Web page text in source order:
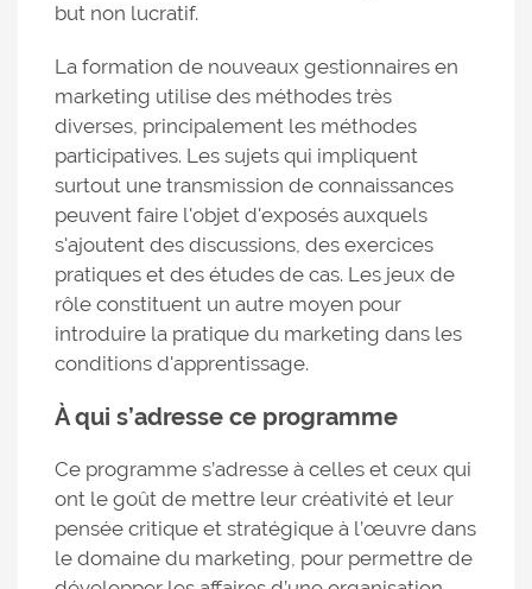
but non lucratif.
La formation de nouveaux gestionnaires en
marketing utilise des méthodes très
diverses, principalement les méthodes
participatives. Les sujets qui impliquent
surtout une transmission de connaissances
peuvent faire l'objet d'exposés auxquels
s'ajoutent des discussions, des exercices
pratiques et des études de cas. Les jeux de
rôle constituent un autre moyen pour
introduire la pratique du marketing dans les
conditions d'apprentissage.
À qui s’adresse ce programme
Ce programme s’adresse à celles et ceux qui
ont le goût de mettre leur créativité et leur
pensée critique et stratégique à l’œuvre dans
le domaine du marketing, pour permettre de